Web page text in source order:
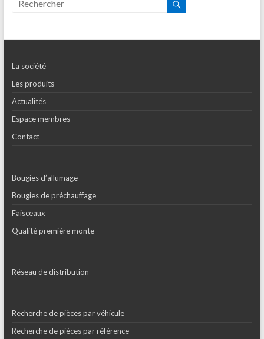
La société
Les produits
Actualités
Espace membres
Contact
Bougies d’allumage
Bougies de préchauffage
Faisceaux
Qualité première monte
Réseau de distribution
Recherche de pièces par véhicule
Recherche de pièces par référence